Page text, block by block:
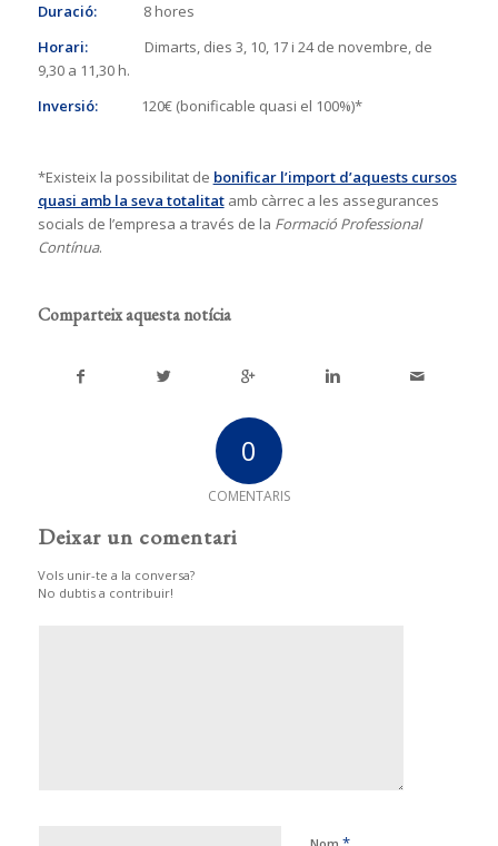
Duració:8 hores
Horari:Dimarts, dies 3, 10, 17 i 24 de novembre, de
9,30 a 11,30 h.
Inversió:120€ (bonificable quasi el 100%)*
*Existeix la possibilitat de bonificar l’import d’aquests cursos
quasi amb la seva totalitatamb càrrec a les assegurances
socials de l’empresa a través de la Formació Professional
Contínua.
Comparteix aquesta notícia
0
COMENTARIS
Deixar un comentari
Vols unir-te a la conversa?
No dubtis a contribuir!